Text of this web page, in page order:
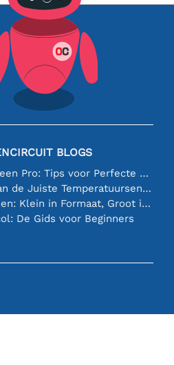
BLOGS
Solderen als een Pro: Tips voor Perfecte Elektronische Verbindingen
Het Kiezen van de Juiste Temperatuursensor [youtube]
18650 Batterijen: Klein in Formaat, Groot in Prestatie
De Gids voor Beginners